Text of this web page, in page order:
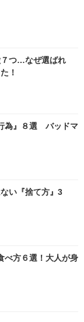
７つ…なぜ選ばれ
！
為』８選 バッドマ
い『捨て方』3
べ方６選！大人が身